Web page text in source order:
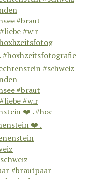
❤️ . #hoc